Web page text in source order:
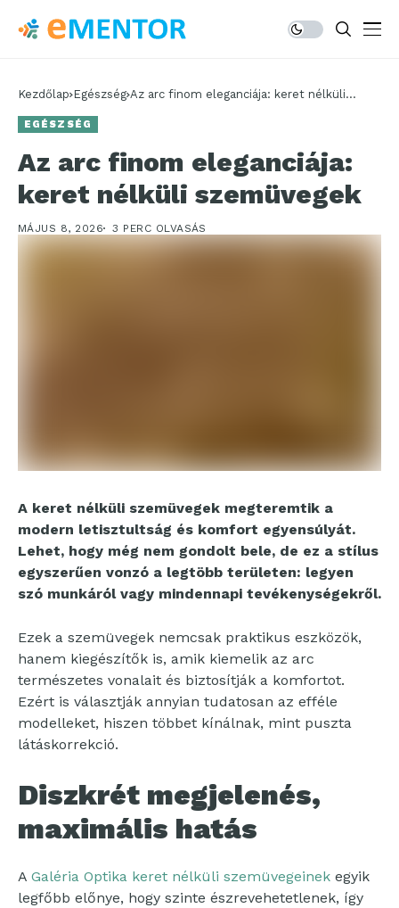
Kezdőlap Egészség Az arc finom eleganciája: keret nélküli
EGÉSZSÉG
Az arc finom eleganciája:
keret nélküli szemüvegek
MÁJUS 8, 2026 3 PERC OLVASÁS
A keret nélküli szemüvegek megteremtik a
modern letisztultság és komfort egyensúlyát.
Lehet, hogy még nem gondolt bele, de ez a stílus
egyszerűen vonzó a legtöbb területen: legyen
szó munkáról vagy mindennapi tevékenységekről.
Ezek a szemüvegek nemcsak praktikus eszközök,
hanem kiegészítők is, amik kiemelik az arc
természetes vonalait és biztosítják a komfortot.
Ezért is választják annyian tudatosan az efféle
modelleket, hiszen többet kínálnak, mint puszta
látáskorrekció.
Diszkrét megjelenés,
maximális hatás
A Galéria Optika keret nélküli szemüvegeinek egyik
legfőbb előnye, hogy szinte észrevehetetlenek, így